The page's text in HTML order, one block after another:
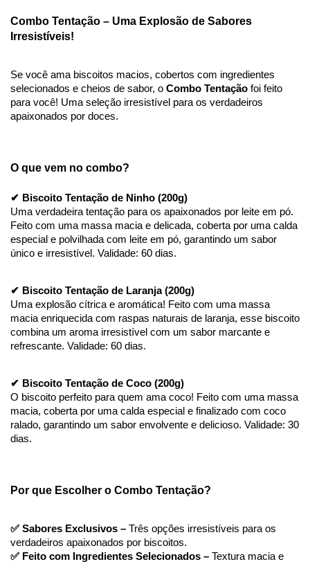
Combo Tentação – Uma Explosão de Sabores
Irresistíveis!
Se você ama biscoitos macios, cobertos com ingredientes
selecionados e cheios de sabor, o Combo Tentação foi feito
para você! Uma seleção irresistível para os verdadeiros
apaixonados por doces.
O que vem no combo?
✔ Biscoito Tentação de Ninho (200g)
Uma verdadeira tentação para os apaixonados por leite em pó.
Feito com uma massa macia e delicada, coberta por uma calda
especial e polvilhada com leite em pó, garantindo um sabor
único e irresistível. Validade: 60 dias.
✔ Biscoito Tentação de Laranja (200g)
Uma explosão cítrica e aromática! Feito com uma massa
macia enriquecida com raspas naturais de laranja, esse biscoito
combina um aroma irresistível com um sabor marcante e
refrescante. Validade: 60 dias.
✔ Biscoito Tentação de Coco (200g)
O biscoito perfeito para quem ama coco! Feito com uma massa
macia, coberta por uma calda especial e finalizado com coco
ralado, garantindo um sabor envolvente e delicioso. Validade: 30
dias.
Por que Escolher o Combo Tentação?
✅ Sabores Exclusivos – Três opções irresistíveis para os
verdadeiros apaixonados por biscoitos.
✅ Feito com Ingredientes Selecionados – Textura macia e